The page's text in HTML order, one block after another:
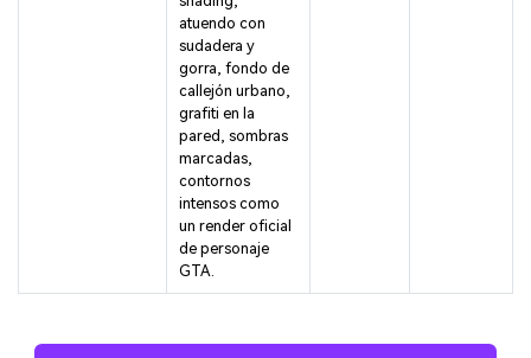
atuendo con
sudadera y
gorra, fondo de
callejón urbano,
grafiti en la
pared, sombras
marcadas,
contornos
intensos como
un render oficial
de personaje
GTA.